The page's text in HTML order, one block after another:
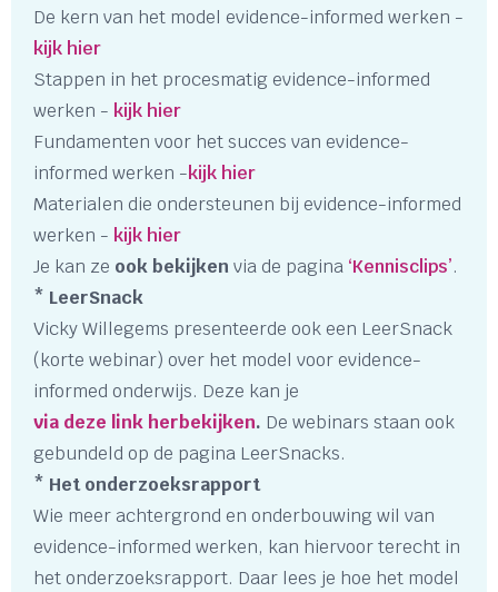
De kern van het model evidence-informed werken -
kijk hier
Stappen in het procesmatig evidence-informed
werken - kijk hier
Fundamenten voor het succes van evidence-
informed werken -kijk hier
Materialen die ondersteunen bij evidence-informed
werken - kijk hier
Je kan ze ook bekijken via de pagina ‘Kennisclips’.
* LeerSnack
Vicky Willegems presenteerde ook een LeerSnack
(korte webinar) over het model voor evidence-
informed onderwijs. Deze kan je
via deze link herbekijken. De webinars staan ook
gebundeld op de pagina LeerSnacks.
* Het onderzoeksrapport
Wie meer achtergrond en onderbouwing wil van
evidence-informed werken, kan hiervoor terecht in
het onderzoeksrapport. Daar lees je hoe het model